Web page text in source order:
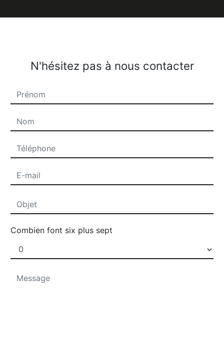
N'hésitez pas à nous contacter
Combien font six plus sept